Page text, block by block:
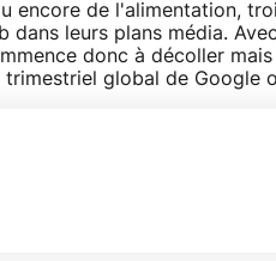
encore de l'alimentation,
leurs plans média.
donc à décoller
global de Google